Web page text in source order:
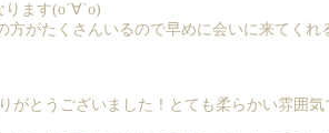
ります(о´∀`о)
方がたくさんいるので早めに会いに来てくれ
がとうございました！とても柔らかい雰囲